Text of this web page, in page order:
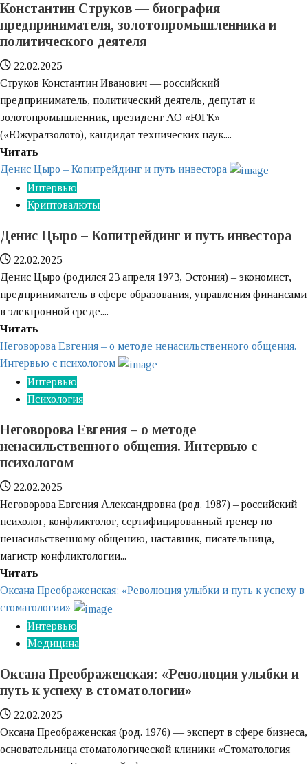
Кокорев
об
образовании
по
криптовалютам
Константин Струков — биография
предпринимателя, золотопромышленника и
политического деятеля
22.02.2025
Струков Константин Иванович — российский
предприниматель, политический деятель, депутат и
золотопромышленник, президент АО «ЮГК»
(«Южуралзолото), кандидат технических наук....
Читать
больше
о
Константин
—
биография
предпринимателя,
золотопромышленника
деятеля
Денис Цыро – Копитрейдинг и путь инвестора
Интервью
Криптовалюты
Денис Цыро – Копитрейдинг и путь инвестора
22.02.2025
Денис Цыро (родился 23 апреля 1973, Эстония) – экономист,
предприниматель в сфере образования, управления финансами
в электронной среде....
Читать
больше
о
Денис
Цыро
Копитрейдинг
и
путь
инвестора
Неговорова Евгения – о методе ненасильственного общения.
Интервью с психологом
Интервью
Психология
Неговорова Евгения – о методе
ненасильственного общения. Интервью с
психологом
22.02.2025
Неговорова Евгения Александровна (род. 1987) – российский
психолог, конфликтолог, сертифицированный тренер по
ненасильственному общению, наставник, писательница,
магистр конфликтологии...
Читать
больше
о
Неговорова
Евгения
о
методе
ненасильственного
общения.
Оксана Преображенская: «Революция улыбки и путь к успеху в
стоматологии»
Интервью
Медицина
Оксана Преображенская: «Революция улыбки и
путь к успеху в стоматологии»
22.02.2025
Оксана Преображенская (род. 1976) — эксперт в сфере бизнеса,
основательница стоматологической клиники «Стоматология